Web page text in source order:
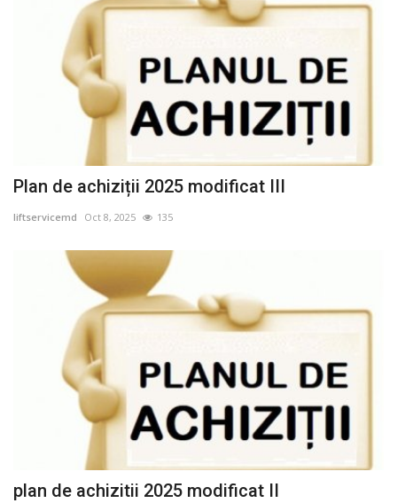
Plan de achiziții 2025 modificat III
liftservicemd Oct 8, 2025 135
plan de achizitii 2025 modificat II